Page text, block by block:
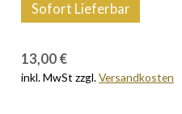
Sofort Lieferbar
13,00 €
inkl. MwSt zzgl.Versandkosten